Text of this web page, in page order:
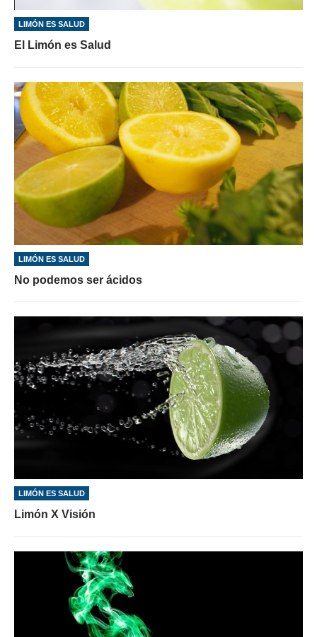
LIMÓN ES SALUD
El Limón es Salud
LIMÓN ES SALUD
No podemos ser ácidos
LIMÓN ES SALUD
Limón X Visión